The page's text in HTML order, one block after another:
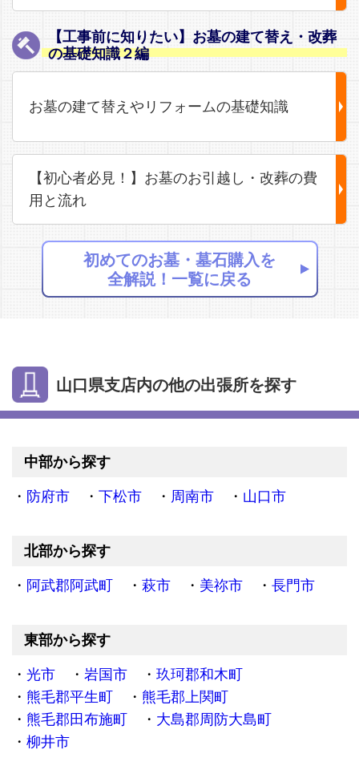
【工事前に知りたい】お墓の建て替え・改葬
の基礎知識２編
お墓の建て替えやリフォームの基礎知識
【初心者必見！】お墓のお引越し・改葬の費
用と流れ
初めてのお墓・墓石購入を
全解説！一覧に戻る
山口県支店内の他の出張所を探す
中部から探す
防府市 下松市 周南市 山口市
北部から探す
阿武郡阿武町 萩市 美祢市 長門市
東部から探す
光市 岩国市
玖珂郡和木町
熊毛郡平生町
熊毛郡上関町
熊毛郡田布施町
大島郡周防大島町
柳井市